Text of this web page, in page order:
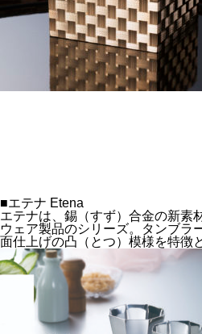
■エテナ Etena
エテナは、錫（すず）合金の新素
ウェア製品のシリーズ。タンブラ
面仕上げの凸（とつ）模様を特徴